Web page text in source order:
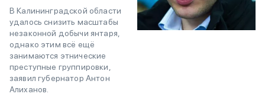
В Калининградской области
удалось снизить масштабы
незаконной добычи янтаря,
однако этим всё ещё
занимаются этнические
преступные группировки,
заявил губернатор Антон
Алиханов.